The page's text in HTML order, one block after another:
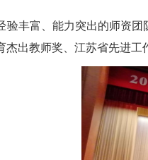
验丰富、能力突出的师资团
杰出教师奖、江苏省先进